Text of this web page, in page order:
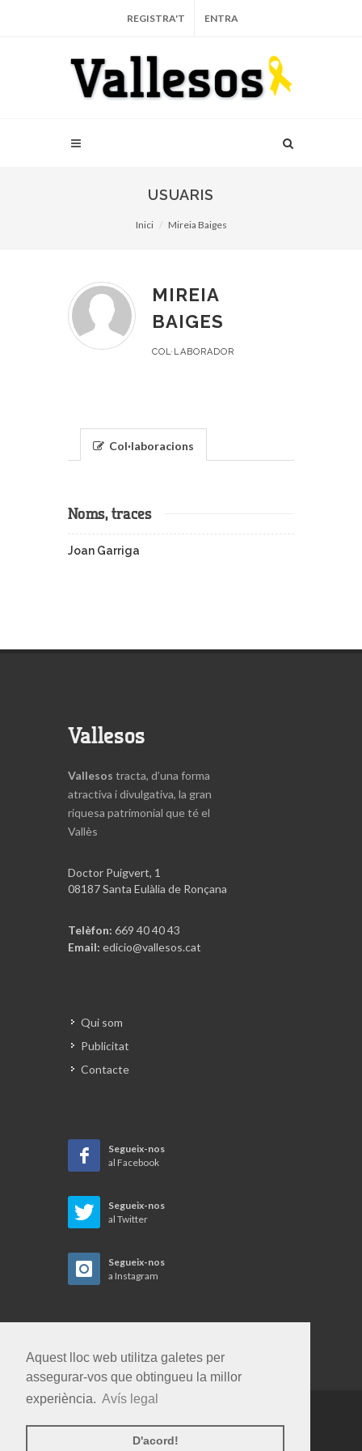
Aquest lloc web utilitza galetes per
assegurar-vos que obtingueu la millor
experiència. Avís legal
D'acord!
REGISTRA'T ENTRA
USUARIS
Inici Mireia Baiges
MIREIA
BAIGES
COL·LABORADOR
Col·laboracions
Noms, traces
Joan Garriga
Vallesos
Vallesos tracta, d’una forma
atractiva i divulgativa, la gran
riquesa patrimonial que té el
Vallès
Doctor Puigvert, 1
08187 Santa Eulàlia de Ronçana
Telèfon: 669 40 40 43
Email: edicio@vallesos.cat
Qui som
Publicitat
Contacte
Segueix-nos
al Facebook
Segueix-nos
al Twitter
Segueix-nos
a Instagram